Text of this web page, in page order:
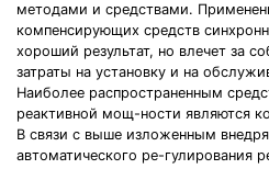
методами и средствами.
компенсирующих средств
хороший результат, но влечет за
затраты на установку и на
Наиболее распространенным
реактивной мощ-ности являются
В связи с выше изложенным
автоматического ре-гулирования